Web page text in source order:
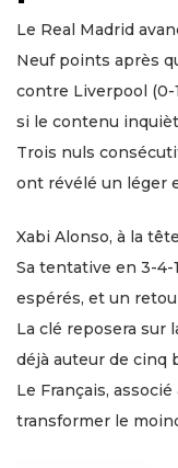
Le Real Madrid
Neuf points après
contre Liverpool (0-
si le contenu
Trois nuls
ont révélé un léger
Xabi Alonso, à la
Sa tentative en 3-4-
espérés, et un
La clé reposera sur
déjà auteur de cinq
Le Français,
transformer le